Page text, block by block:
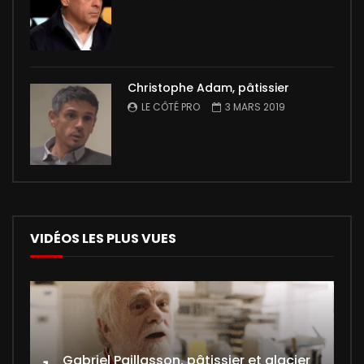
Christophe Adam, pâtissier
LE CÔTÉ PRO 3 MARS 2019
VIDÉOS LES PLUS VUES
Gabriel Paillasson, pâtissier et glacier